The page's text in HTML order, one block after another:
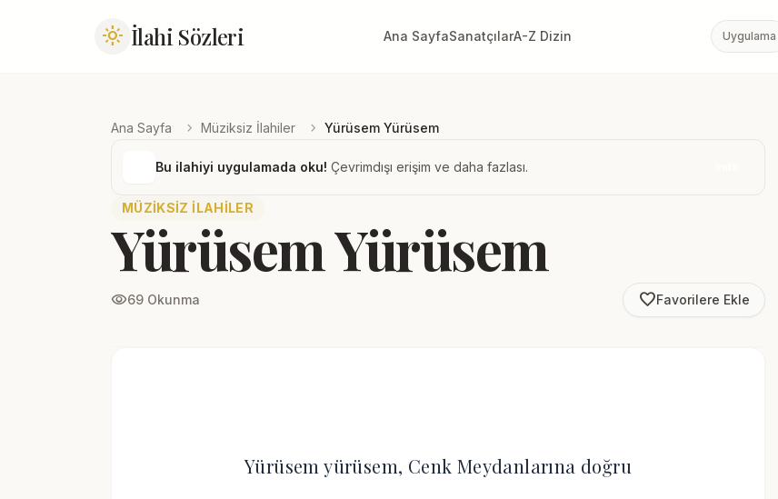
light_mode İlahi Sözleri Ana SayfaSanatçılarA-Z Dizin Uygulama
Ana Sayfa chevron_right Müziksiz İlahiler chevron_right Yürüsem Yürüsem
Bu ilahiyi uygulamada oku! Çevrimdışı erişim ve daha fazlası.
MÜZIKSIZ İLAHILER
Yürüsem Yürüsem
visibility69 Okunma favorite_borderFavorilere Ekle
Yürüsem yürüsem, Cenk Meydanlarına doğru